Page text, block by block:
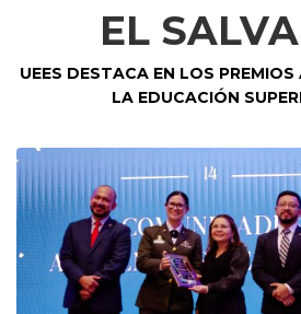
EL
UEES DESTACA EN LOS
LA EDUCACIÓN